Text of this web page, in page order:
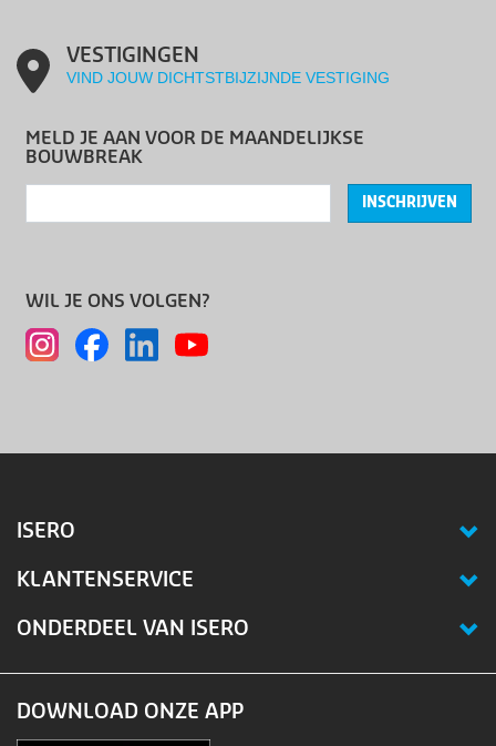
VESTIGINGEN
VIND JOUW DICHTSTBIJZIJNDE VESTIGING
MELD JE AAN VOOR DE MAANDELIJKSE
BOUWBREAK
INSCHRIJVEN
WIL JE ONS VOLGEN?
ISERO
KLANTENSERVICE
ONDERDEEL VAN ISERO
DOWNLOAD ONZE APP